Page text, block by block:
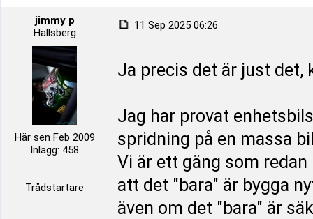
jimmy p
Hallsberg
Här sen Feb 2009
Inlägg: 458
Trådstartare
11 Sep 2025 06:26
Ja precis det är just det,
Jag har provat
spridning på en massa
Vi är ett gäng som
att det "bara" är bygga
även om det "bara" är